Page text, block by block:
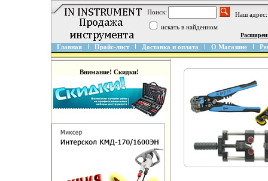
Поиск:
Наш
искать в найденном
Главная Прайс-лист Доставка и оплата О Магазине
Внимание! Скидки!